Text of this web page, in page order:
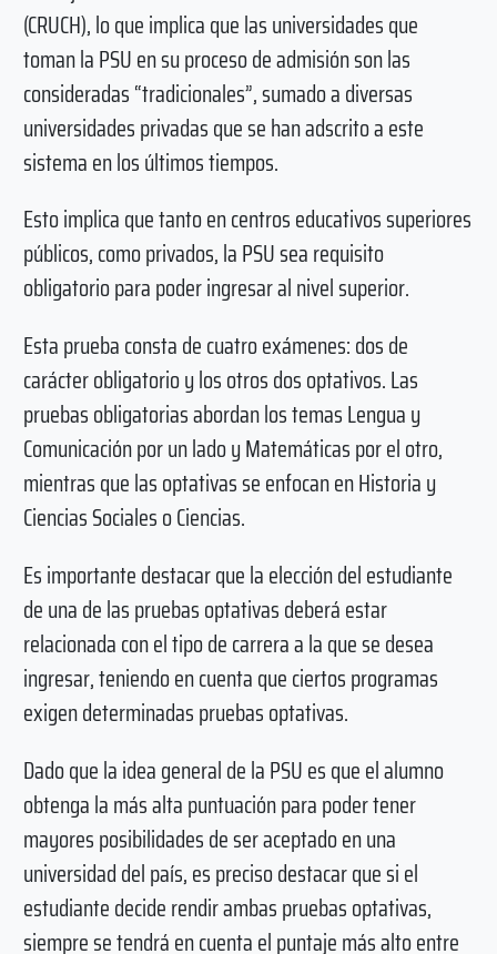
(CRUCH), lo que implica que las universidades que
toman la PSU en su proceso de admisión son las
consideradas “tradicionales”, sumado a diversas
universidades privadas que se han adscrito a este
sistema en los últimos tiempos.
Esto implica que tanto en centros educativos superiores
públicos, como privados, la PSU sea requisito
obligatorio para poder ingresar al nivel superior.
Esta prueba consta de cuatro exámenes: dos de
carácter obligatorio y los otros dos optativos. Las
pruebas obligatorias abordan los temas Lengua y
Comunicación por un lado y Matemáticas por el otro,
mientras que las optativas se enfocan en Historia y
Ciencias Sociales o Ciencias.
Es importante destacar que la elección del estudiante
de una de las pruebas optativas deberá estar
relacionada con el tipo de carrera a la que se desea
ingresar, teniendo en cuenta que ciertos programas
exigen determinadas pruebas optativas.
Dado que la idea general de la PSU es que el alumno
obtenga la más alta puntuación para poder tener
mayores posibilidades de ser aceptado en una
universidad del país, es preciso destacar que si el
estudiante decide rendir ambas pruebas optativas,
siempre se tendrá en cuenta el puntaje más alto entre